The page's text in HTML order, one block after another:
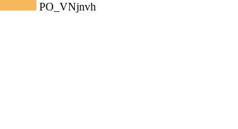
PO_VNjnvh